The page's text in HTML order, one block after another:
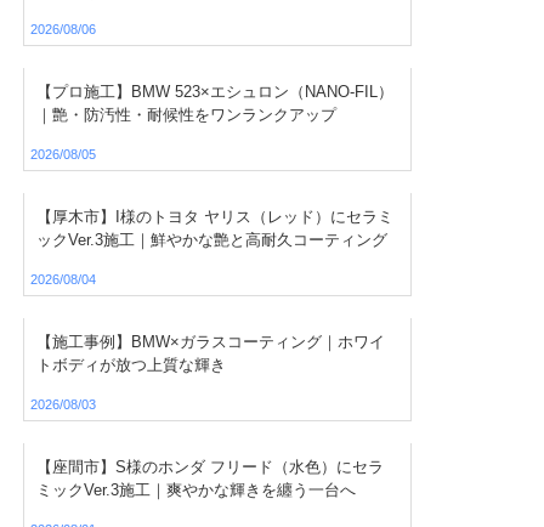
2026/08/06
【プロ施工】BMW 523×エシュロン（NANO-FIL）
｜艶・防汚性・耐候性をワンランクアップ
2026/08/05
【厚木市】I様のトヨタ ヤリス（レッド）にセラミ
ックVer.3施工｜鮮やかな艶と高耐久コーティング
2026/08/04
【施工事例】BMW×ガラスコーティング｜ホワイ
トボディが放つ上質な輝き
2026/08/03
【座間市】S様のホンダ フリード（水色）にセラ
ミックVer.3施工｜爽やかな輝きを纏う一台へ